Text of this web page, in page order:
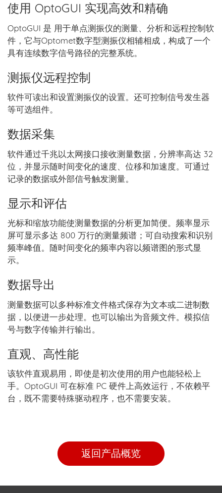
使用 OptoGUI 实现高效和精确
OptoGUI 是 用于单点测振仪的测量、分析和远程控制软
件，它与Optomet数字型测振仪相辅相成，构成了一个
具有连续数字信号路径的完整系统。
测振仪远程控制
软件可读出和设置测振仪的设置。还可控制信号发生器
等可选组件。
数据采集
软件通过千兆以太网接口接收测量数据，分辨率高达 32
位，并显示随时间变化的速度、位移和加速度。可通过
记录的数据或外部信号触发测量。
显示和评估
光标和缩放功能使测量数据的分析更加简便。频率显示
屏可显示多达 800 万行的测量频谱；可自动搜索和识别
频率峰值。随时间变化的频率内容以频谱图的形式显
示。
数据导出
测量数据可以多种标准文件格式保存为文本或二进制数
据，以便进一步处理。也可以输出为音频文件。模拟信
号与数字传输并行输出。
直观、高性能
该软件直观易用，即使是初次使用的用户也能轻松上
手。OptoGUI 可在标准 PC 硬件上高效运行，不依赖平
台，既不需要特殊驱动程序，也不需要安装。
返回产品概览